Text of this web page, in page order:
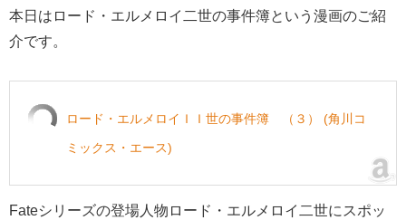
本日はロード・エルメロイ二世の事件簿という漫画のご紹
介です。
ロード・エルメロイＩＩ世の事件簿 （３） (角川コ
ミックス・エース)
Fateシリーズの登場人物ロード・エルメロイ二世にスポッ